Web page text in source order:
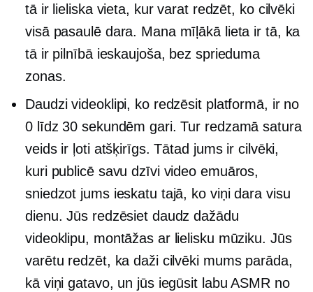
tā ir lieliska vieta, kur varat redzēt, ko cilvēki
visā pasaulē dara. Mana mīļākā lieta ir tā, ka
tā ir pilnībā ieskaujoša, bez sprieduma
zonas.
Daudzi videoklipi, ko redzēsit platformā, ir no
0 līdz 30 sekundēm gari. Tur redzamā satura
veids ir ļoti atšķirīgs. Tātad jums ir cilvēki,
kuri publicē savu dzīvi video emuāros,
sniedzot jums ieskatu tajā, ko viņi dara visu
dienu. Jūs redzēsiet daudz dažādu
videoklipu, montāžas ar lielisku mūziku. Jūs
varētu redzēt, ka daži cilvēki mums parāda,
kā viņi gatavo, un jūs iegūsit labu ASMR no